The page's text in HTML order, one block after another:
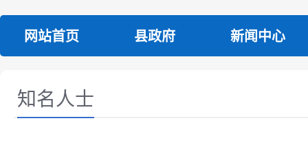
网站首页 县政府 新闻中心
知名人士